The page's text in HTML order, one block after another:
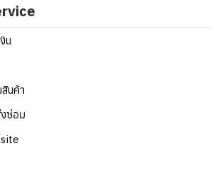
น
สินค้า
ซ่อม